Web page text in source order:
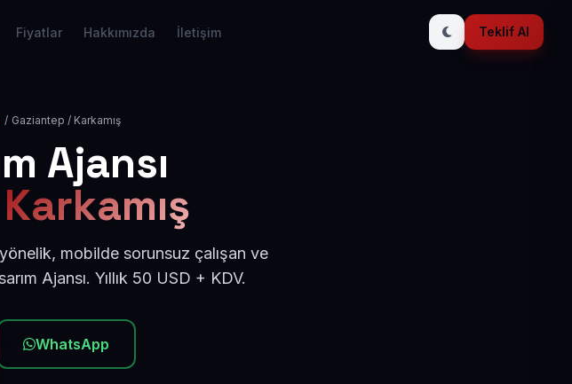
Fiyatlar Hakkımızda İletişim Teklif Al
/ Gaziantep / Karkamış
Ajansı
mobilde sorunsuz çalışan ve
Ajansı. Yıllık 50 USD + KDV.
WhatsApp